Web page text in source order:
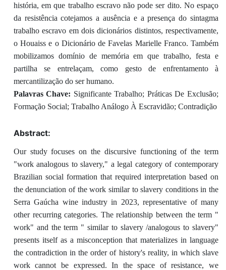
história, em que trabalho escravo não pode ser dito. No espaço
da resistência cotejamos a ausência e a presença do sintagma
trabalho escravo em dois dicionários distintos, respectivamente,
o Houaiss e o Dicionário de Favelas Marielle Franco. Também
mobilizamos domínio de memória em que trabalho, festa e
partilha se entrelaçam, como gesto de enfrentamento à
mercantilização do ser humano.
Palavras Chave: Significante Trabalho; Práticas De Exclusão;
Formação Social; Trabalho Análogo À Escravidão; Contradição
Abstract:
Our study focuses on the discursive functioning of the term
"work analogous to slavery," a legal category of contemporary
Brazilian social formation that required interpretation based on
the denunciation of the work similar to slavery conditions in the
Serra Gaúcha wine industry in 2023, representative of many
other recurring categories. The relationship between the term "
work" and the term " similar to slavery /analogous to slavery"
presents itself as a misconception that materializes in language
the contradiction in the order of history's reality, in which slave
work cannot be expressed. In the space of resistance, we